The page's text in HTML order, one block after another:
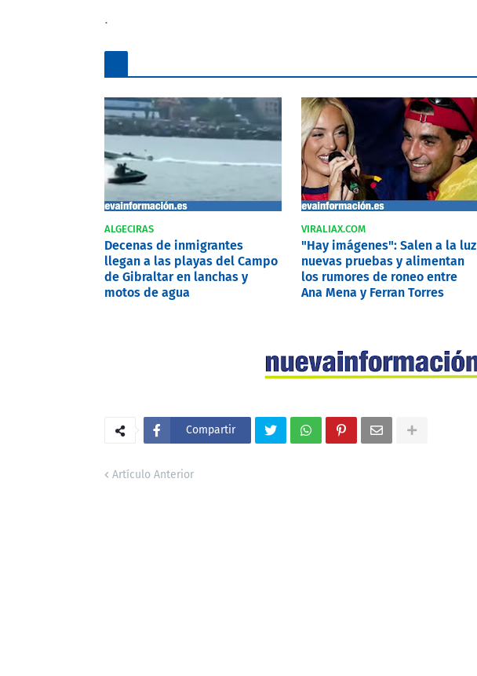
.
ALGECIRAS
Decenas de inmigrantes
llegan a las playas del Campo
de Gibraltar en lanchas y
motos de agua
VIRALIAX.COM
"Hay imágenes": Salen a la luz
nuevas pruebas y alimentan
los rumores de roneo entre
Ana Mena y Ferran Torres
Compartir
Artículo Anterior